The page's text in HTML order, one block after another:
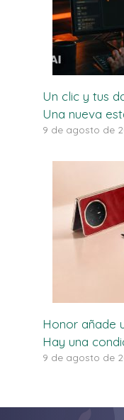
Un clic y tus
Una nueva
9 de agosto de
Honor añade
Hay una
9 de agosto de